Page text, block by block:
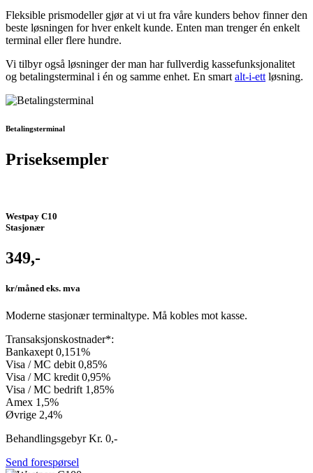
Fleksible prismodeller gjør at vi ut fra våre kunders behov finner den
beste løsningen for hver enkelt kunde. Enten man trenger én enkelt
terminal eller flere hundre.
Vi tilbyr også løsninger der man har fullverdig kassefunksjonalitet
og betalingsterminal i én og samme enhet. En smart alt-i-ett løsning.
Betalingsterminal
Priseksempler
Westpay C10
Stasjonær
349,-
kr/måned​​ eks. mva
Moderne stasjonær terminaltype. Må kobles mot kasse.
Transaksjonskostnader*:
Bankaxept 0,151%
Visa / MC debit 0,85%
Visa / MC kredit 0,95%
Visa / MC bedrift 1,85%
Amex 1,5%
Øvrige 2,4%
Behandlingsgebyr Kr. 0,-
Send forespørsel